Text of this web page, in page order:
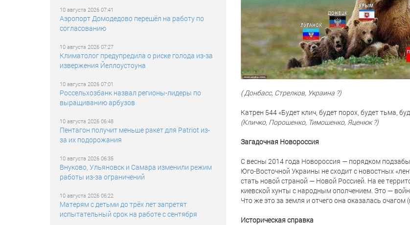
10 августа 2026 07:41
Аэропорт Домодедово перешёл на работу по
согласованию
10 августа 2026 07:27
Климатолог предупредила о риске голода из-за
извержения Йеллоустоуна
10 августа 2026 07:01
Россельхозбанк назвал регионы-лидеры по
выращиванию арбузов
10 августа 2026 06:48
Пентагон получит меньше ракет для Patriot из-
за их подорожания
10 августа 2026 06:35
Внуково, Ульяновск и Самара изменили режим
работы из-за ограничений
10 августа 2026 06:22
Матерям с детьми до трёх лет запретят
испытательный срок на работе с сентября
(Донбасс, Стрелков, Украина ?)
Катрен 544 «Будет клич, будет порох, будет тьма,
(Кличко, Порошенко, Тимошенко, Яценюк ?)
Загадочная Новороссия
С весны 2014 года Новороссия — порядком
Юго-Восточной Украины не сходит с новостных
стать новой страной — Новой Россией. На ее
киевской хунты с народным ополчением. Это —
Что же это за земля и отчего она оказалась
Историческая справка